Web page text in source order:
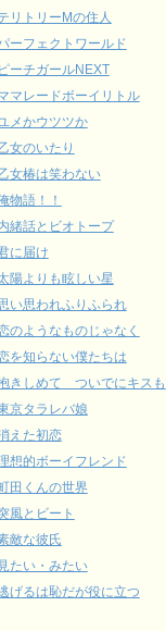
リトリーMの住人
ーフェクトワールド
ピーチガールNEXT
マレードボーイリトル
ユメかウツツか
女のいたり
女椿は笑わない
物語！！
緒話とビオトープ
に届け
陽よりも眩しい星
い思われふりふられ
のようなものじゃなく
を知らない僕たちは
きしめて ついでにキスも
京タラレバ娘
えた初恋
想的ボーイフレンド
田くんの世界
風とビート
敵な彼氏
見たい・みたい
げるは恥だが役に立つ